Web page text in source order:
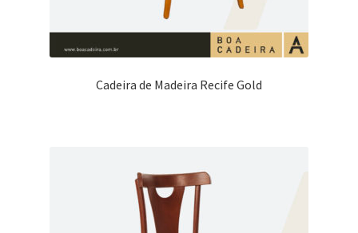
Cadeira de Madeira Recife Gold